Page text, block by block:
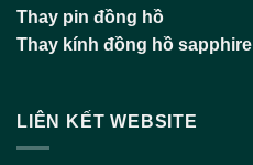
Thay pin đồng hồ
Thay kính đồng hồ sapphire
LIÊN KẾT WEBSITE